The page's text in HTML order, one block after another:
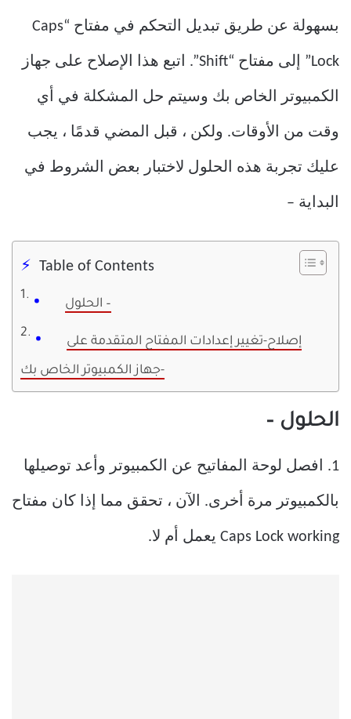
بسهولة عن طريق تبديل التحكم في مفتاح “Caps
Lock” إلى مفتاح “Shift”. اتبع هذا الإصلاح على جهاز
الكمبيوتر الخاص بك وسيتم حل المشكلة في أي
وقت من الأوقات. ولكن ، قبل المضي قدمًا ، يجب
عليك تجربة هذه الحلول لاختبار بعض الشروط في
البداية –
Table of Contents
الحلول –
إصلاح-تغيير إعدادات المفتاح المتقدمة على
جهاز الكمبيوتر الخاص بك-
الحلول –
1. افصل لوحة المفاتيح عن الكمبيوتر وأعد توصيلها
بالكمبيوتر مرة أخرى. الآن ، تحقق مما إذا كان مفتاح
Caps Lock working يعمل أم لا.